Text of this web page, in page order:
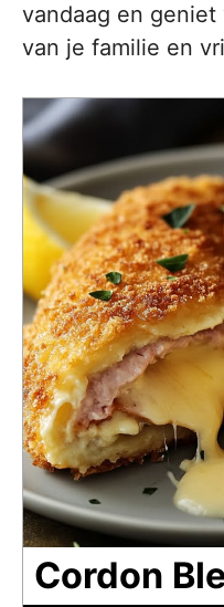
vandaag en
van je familie en
Cordon